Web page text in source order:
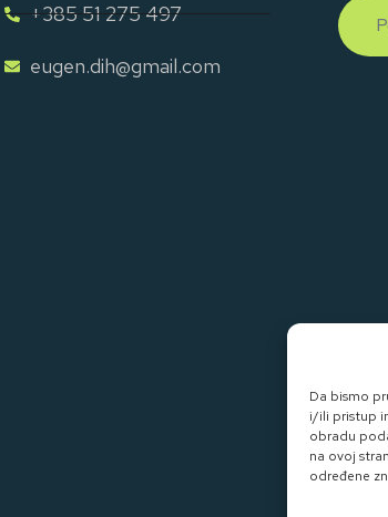
Da bismo
i/ili pristup
obradu
na ovoj
određene
+385 51 275 497
eugen.dih@gmail.com